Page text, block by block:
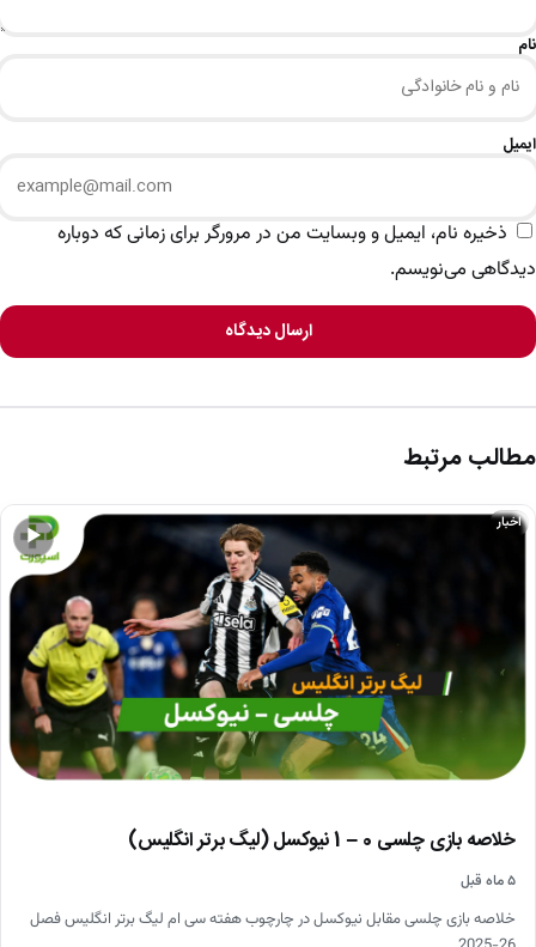
نام
ایمیل
ذخیره نام، ایمیل و وبسایت من در مرورگر برای زمانی که دوباره
دیدگاهی می‌نویسم.
ارسال دیدگاه
مطالب مرتبط
▶
اخبار
خلاصه بازی چلسی 0 – 1 نیوکسل (لیگ برتر انگلیس)
۵ ماه قبل
خلاصه بازی چلسی مقابل نیوکسل در چارچوب هفته سی ام لیگ برتر انگلیس فصل